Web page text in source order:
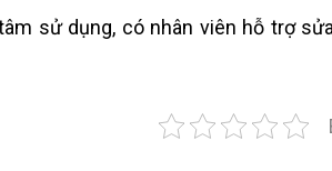
sử dụng, có nhân viên hỗ trợ